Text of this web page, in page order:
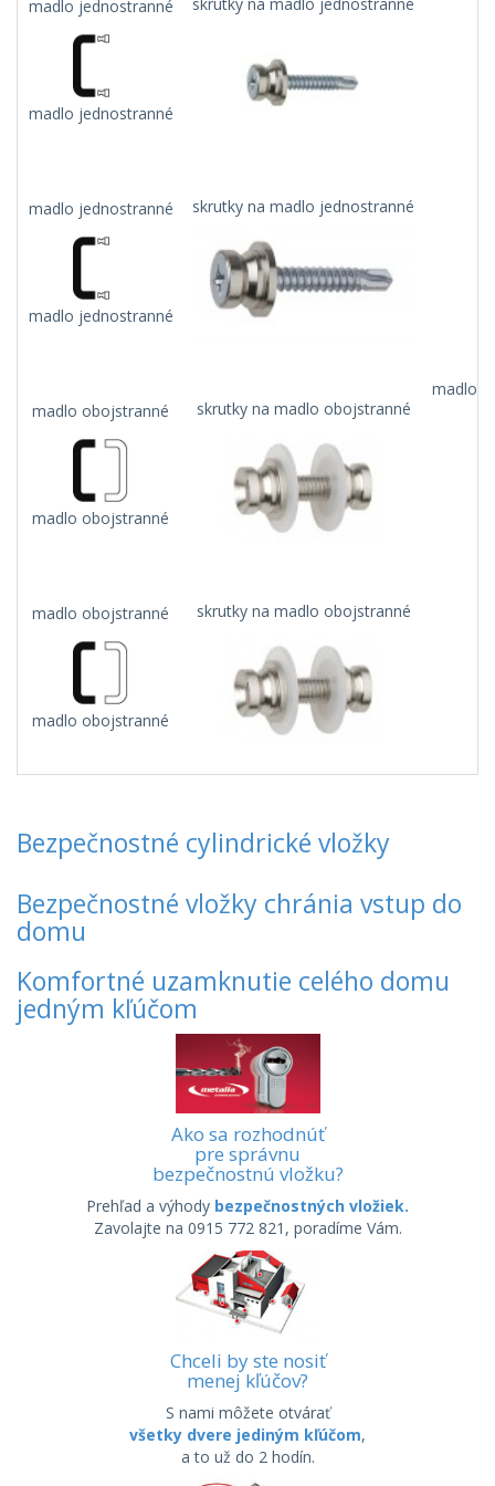
madlo jednostranné
madlo jednostranné
madlo jednostranné
madlo jednostranné
skrutky na madlo jednostranné
madlo obojstranné
madlo obojstranné
skrutky na madlo obojstranné
madlo
madlo obojstranné
madlo obojstranné
skrutky na madlo obojstranné
Bezpečnostné cylindrické vložky
Bezpečnostné vložky chránia vstup do
domu
Komfortné uzamknutie celého domu
jedným kľúčom
Ako sa rozhodnúť
pre správnu
bezpečnostnú vložku?
Prehľad a výhody bezpečnostných vložiek.
Zavolajte na 0915 772 821, poradíme Vám.
Chceli by ste nosiť
menej kľúčov?
S nami môžete otvárať
všetky dvere jediným kľúčom,
a to už do 2 hodín.